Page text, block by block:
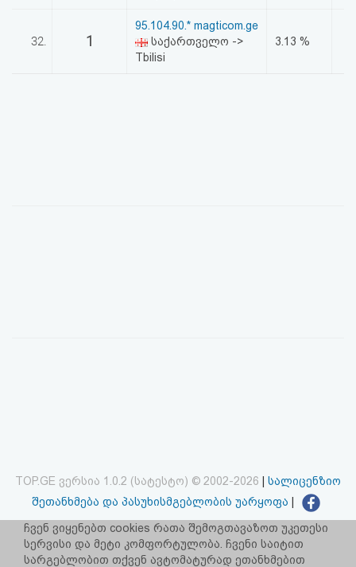
32. 1
95.104.90.* magticom.ge
საქართველო ->
Tbilisi
3.13 %
TOP.GE ვერსია 1.0.2 (სატესტო) © 2002-2026
სალიცენზიო
შეთანხმება და პასუხისმგებლობის უარყოფა
facebook.com/TOP.GE
იხილეთ TOP.GE - ის ძველი ვერსია ბმულზე
ჩვენ ვიყენებთ cookies რათა შემოგთავაზოთ უკეთესი
სერვისი და მეტი კომფორტულობა. ჩვენი საიტით
სარგებლობით თქვენ ავტომატურად ეთანხმებით